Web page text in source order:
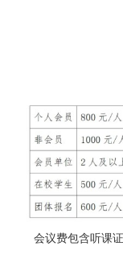
会议费包含听课